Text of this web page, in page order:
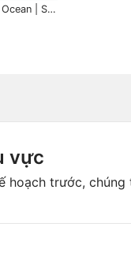
This is the Ocean | Scuba Schools International
vực
hoạch trước,